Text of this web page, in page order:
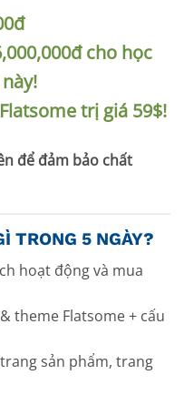
cho học
trị giá 59$!
để đảm bảo chất
TRONG 5 NGÀY?
hoạt động và mua
theme Flatsome + cấu
sản phẩm, trang